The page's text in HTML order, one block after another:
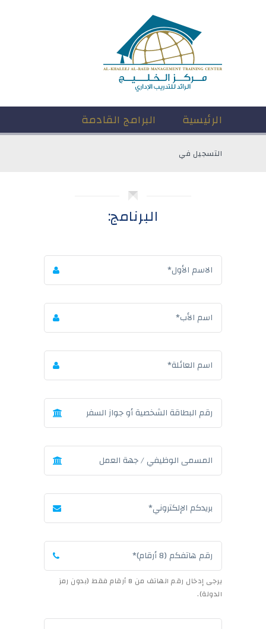
الرئيسية البرامج القادمة
التسجيل في
البرنامج:
يرجى إدخال رقم الهاتف من 8 أرقام فقط (بدون رمز
الدولة).